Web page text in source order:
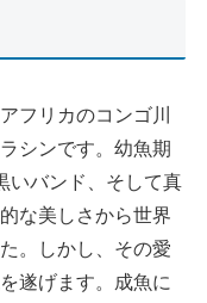
フリカのコンゴ川
シンです。幼魚期
いバンド、そして真
な美しさから世界
。しかし、その愛
遂げます。成魚に